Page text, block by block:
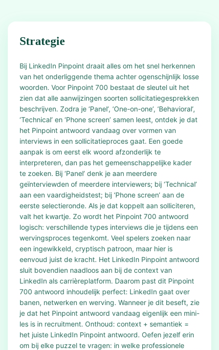
Strategie
Bij LinkedIn Pinpoint draait alles om het snel herkennen
van het onderliggende thema achter ogenschijnlijk losse
woorden. Voor Pinpoint 700 bestaat de sleutel uit het
zien dat alle aanwijzingen soorten sollicitatiegesprekken
beschrijven. Zodra je ‘Panel’, ‘One-on-one’, ‘Behavioral’,
‘Technical’ en ‘Phone screen’ samen leest, ontdek je dat
het Pinpoint antwoord vandaag over vormen van
interviews in een sollicitatieproces gaat. Een goede
aanpak is om eerst elk woord afzonderlijk te
interpreteren, dan pas het gemeenschappelijke kader
te zoeken. Bij ‘Panel’ denk je aan meerdere
geïnterviewden of meerdere interviewers; bij ‘Technical’
aan een vaardigheidstest; bij ‘Phone screen’ aan de
eerste selectieronde. Als je dat koppelt aan solliciteren,
valt het kwartje. Zo wordt het Pinpoint 700 antwoord
logisch: verschillende types interviews die je tijdens een
wervingsproces tegenkomt. Veel spelers zoeken naar
een ingewikkeld, cryptisch patroon, maar hier is
eenvoud juist de kracht. Het LinkedIn Pinpoint antwoord
sluit bovendien naadloos aan bij de context van
LinkedIn als carrièreplatform. Daarom past dit Pinpoint
700 antwoord inhoudelijk perfect: LinkedIn gaat over
banen, netwerken en werving. Wanneer je dit beseft, zie
je dat het Pinpoint antwoord vandaag eigenlijk een mini-
les is in recruitment. Onthoud: context + semantiek =
het juiste LinkedIn Pinpoint antwoord. Oefen jezelf erin
om bij elke puzzel te vragen: in welke professionele